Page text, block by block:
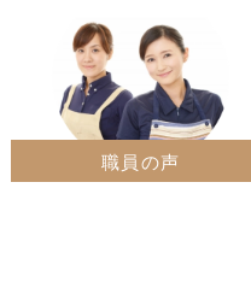
職員の声